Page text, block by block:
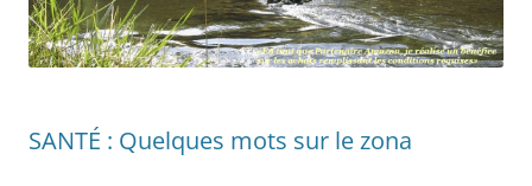
SANTÉ : Quelques mots sur le zona